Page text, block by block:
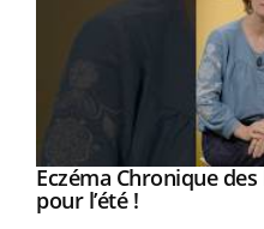
Youtube
Eczéma Chronique
pour l’été !Youtube